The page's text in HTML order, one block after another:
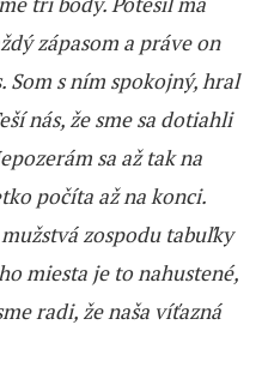
zápasom a práve on
s ním spokojný, hral
nás, že sme sa dotiahli
sa až tak na
počíta až na konci.
zospodu tabuľky
miesta je to nahustené,
radi, že naša víťazná